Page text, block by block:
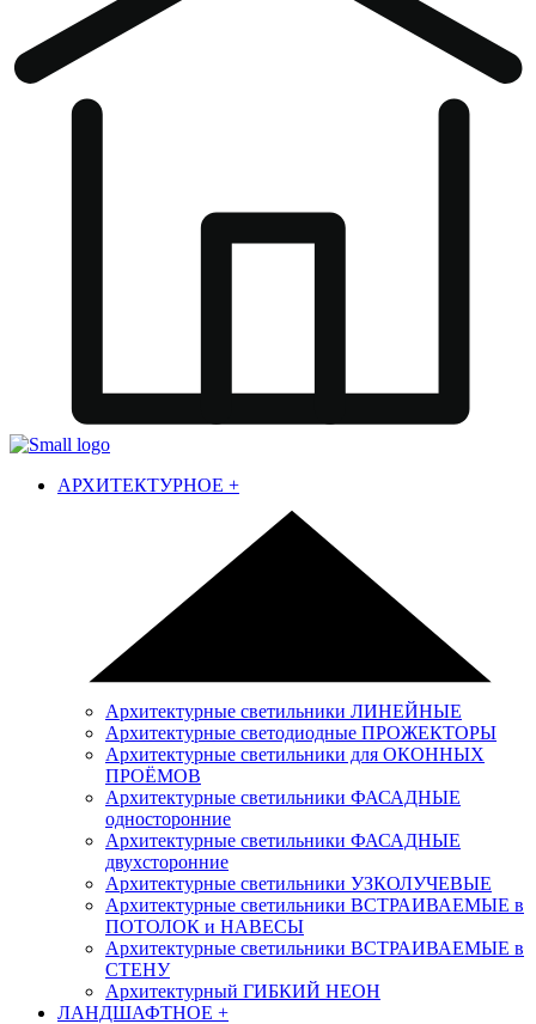
АРХИТЕКТУРНОЕ +
Архитектурные светильники ЛИНЕЙНЫЕ
Архитектурные светодиодные ПРОЖЕКТОРЫ
Архитектурные светильники для ОКОННЫХ
ПРОЁМОВ
Архитектурные светильники ФАСАДНЫЕ
односторонние
Архитектурные светильники ФАСАДНЫЕ
двухсторонние
Архитектурные светильники УЗКОЛУЧЕВЫЕ
Архитектурные светильники ВСТРАИВАЕМЫЕ в
ПОТОЛОК и НАВЕСЫ
Архитектурные светильники ВСТРАИВАЕМЫЕ в
СТЕНУ
Архитектурный ГИБКИЙ НЕОН
ЛАНДШАФТНОЕ +